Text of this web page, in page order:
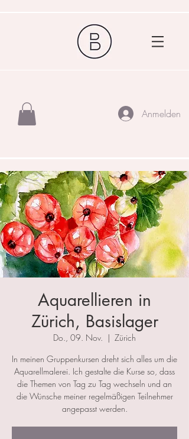
Anmelden
Aquarellieren in
Zürich, Basislager
Do., 09. Nov.
  |
Zürich
In meinen Gruppenkursen dreht sich alles um die
Aquarellmalerei. Ich gestalte die Kurse so, dass
die Themen von Tag zu Tag wechseln und an
die Wünsche meiner regelmäßigen Teilnehmer
angepasst werden.